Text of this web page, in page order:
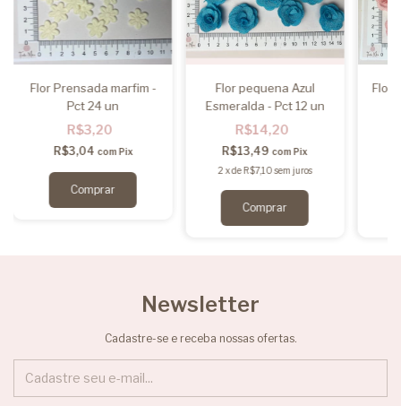
Flor Prensada marfim -
Pct 24 un
R$3,20
R$3,04 com Pix
Flor pequena Azul
Esmeralda - Pct 12 un
R$14,20
R$13,49com Pix
2 xde R$7,10 sem juros
Flor
Newsletter
Cadastre-se e receba nossas ofertas.